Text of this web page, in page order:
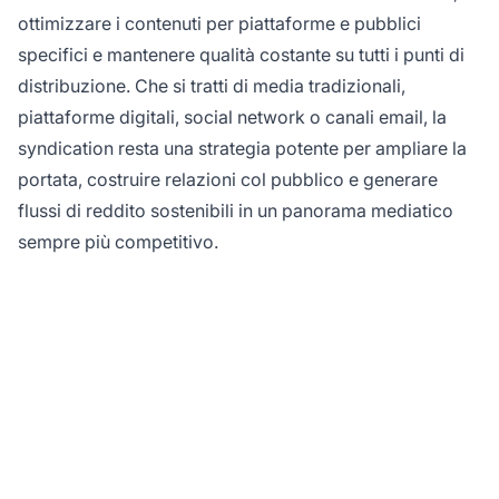
ottimizzare i contenuti per piattaforme e pubblici
specifici e mantenere qualità costante su tutti i punti di
distribuzione. Che si tratti di media tradizionali,
piattaforme digitali, social network o canali email, la
syndication resta una strategia potente per ampliare la
portata, costruire relazioni col pubblico e generare
flussi di reddito sostenibili in un panorama mediatico
sempre più competitivo.